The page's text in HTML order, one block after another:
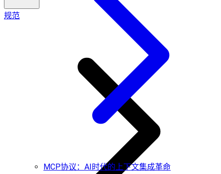
MCP协议：AI时代的上下文集成革命
规范